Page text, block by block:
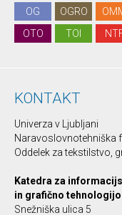
OG OGRO
OTO
TOI
KONTAKT
Univerza v Ljubljani
Naravoslovnotehniška
Oddelek za tekstilstvo,
Katedra za
in grafično tehnologijo
Snežniška ulica 5